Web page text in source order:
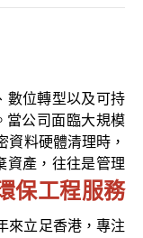
數位轉型以及可持
當公司面臨大規模
資料硬體清理時，
資產，往往是管理
保工程服務
來立足香港，專注